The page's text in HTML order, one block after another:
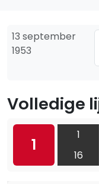
13 september
1953
Volledige
1
1
16